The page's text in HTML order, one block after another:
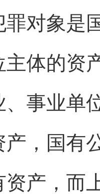
罪对象是
体的资
事业单
产，国有
资产，而